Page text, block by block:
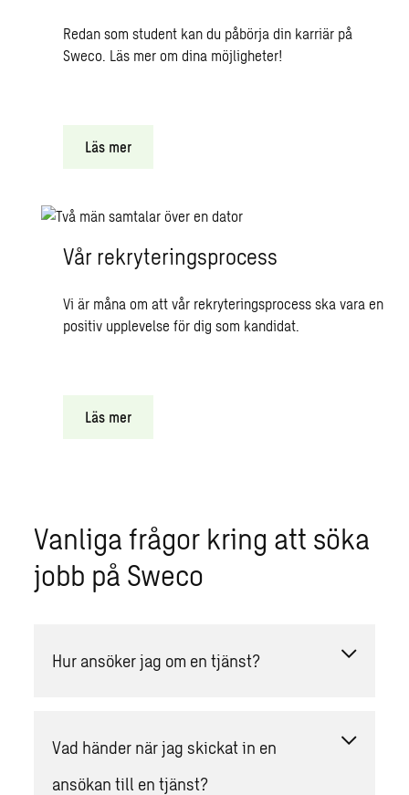
Redan som student kan du påbörja din karriär på
Sweco. Läs mer om dina möjligheter!
Läs mer
Vår rekryteringsprocess
Vi är måna om att vår rekryteringsprocess ska vara en
positiv upplevelse för dig som kandidat.
Läs mer
Vanliga frågor kring att söka
jobb på Sweco
Hur ansöker jag om en tjänst?
Vad händer när jag skickat in en
ansökan till en tjänst?